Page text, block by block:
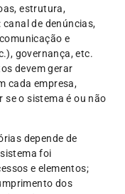
estrutura,
de denúncias,
e
governança, etc.
devem gerar
cada empresa,
o sistema é ou não
depende de
foi
e elementos;
dos